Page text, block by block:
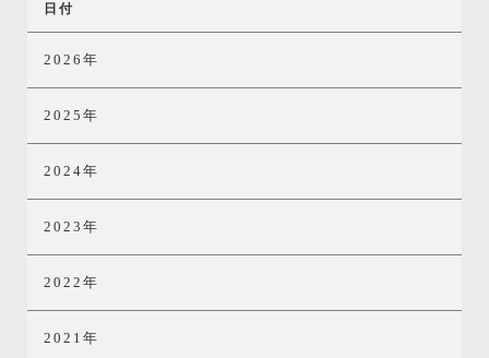
日付
2026年
2025年
2024年
2023年
2022年
2021年